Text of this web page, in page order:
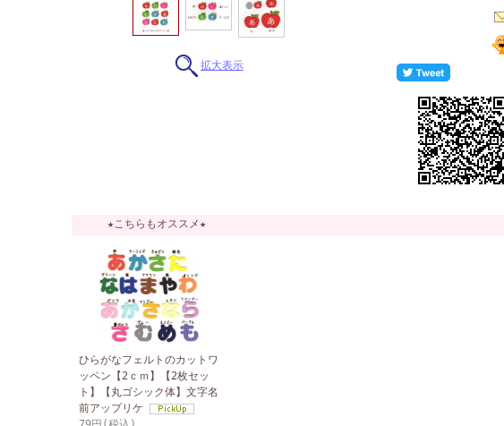
拡大表示
★こちらもオススメ★
ひらがなフェルトのカットワ
ッペン【2ｃｍ】【2枚セッ
ト】【丸ゴシック体】文字名
前アップリケ